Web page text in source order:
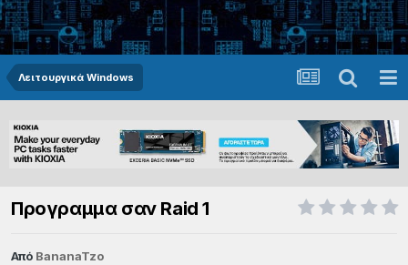
Λειτουργικά Windows
Προγραμμα σαν Raid 1
Από BananaTzo